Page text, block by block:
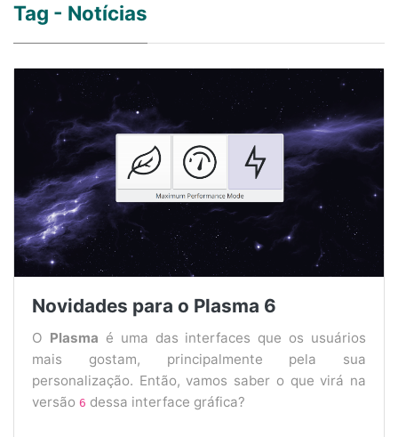
Tag - Notícias
Novidades para o Plasma 6
O Plasma é uma das interfaces que os usuários
mais gostam, principalmente pela sua
personalização. Então, vamos saber o que virá na
versão 6 dessa interface gráfica?